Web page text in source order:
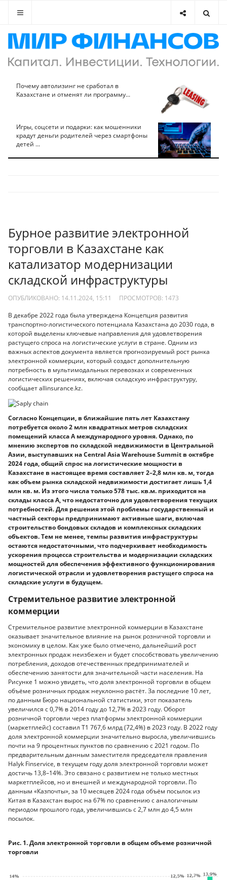
Почему автолизинг не сработал в
Казахстане и отменят ли программу...
Игры, соцсети и подарки: как мошенники
крадут деньги родителей через смартфоны
детей ...
Бурное развитие электронной
торговли в Казахстане как
катализатор модернизации
складской инфраструктуры
ОПУБЛИКОВАНО: 14.11.2024, 15:11 ПРОСМОТРОВ: 1473
В декабре 2022 года была утверждена Концепция развития
транспортно-логистического потенциала Казахстана до 2030 года, в
которой выделены ключевые направления для удовлетворения
растущего спроса на логистические услуги в стране. Одним из
важных аспектов документа является прогнозируемый рост рынка
электронной коммерции, который создаст дополнительную
потребность в мультимодальных перевозках и современных
логистических решениях, включая складскую инфраструктуру,
сообщает allinsurance.kz.
Согласно Концепции, в ближайшие пять лет Казахстану
потребуется около 2 млн квадратных метров складских
помещений класса A международного уровня. Однако, по
мнению экспертов по складской недвижимости в Центральной
Азии, выступавших на Central Asia Warehouse Summit в октябре
2024 года, общий спрос на логистические мощности в
Казахстане в настоящее время составляет 2–2,8 млн кв. м, тогда
как объем рынка складской недвижимости достигает лишь 1,4
млн кв. м. Из этого числа только 578 тыс. кв.м. приходится на
склады класса A, что недостаточно для удовлетворения текущих
потребностей. Для решения этой проблемы государственный и
частный секторы предпринимают активные шаги, включая
строительство бондовых складов и комплексных складских
объектов. Тем не менее, темпы развития инфраструктуры
остаются недостаточными, что подчеркивает необходимость
ускорения процесса строительства и модернизации складских
мощностей для обеспечения эффективного функционирования
логистической отрасли и удовлетворения растущего спроса на
складские услуги в будущем.
Стремительное развитие электронной
коммерции
Стремительное развитие электронной коммерции в Казахстане
оказывает значительное влияние на рынок розничной торговли и
экономику в целом. Как уже было отмечено, дальнейший рост
электронных продаж неизбежен и будет способствовать увеличению
потребления, доходов отечественных предпринимателей и
обеспечению занятости для значительной части населения. На
Рисунке 1 можно увидеть, что доля электронной торговли в общем
объёме розничных продаж неуклонно растёт. За последние 10 лет,
по данным Бюро национальной статистики, этот показатель
увеличился с 0,7% в 2014 году до 12,7% в 2023 году. Оборот
розничной торговли через платформы электронной коммерции
(маркетплейс) составил Т1 767,6 млрд (72,4%) в 2023 году. В 2022 году
доля электронной коммерции значительно выросла, увеличившись
почти на 9 процентных пунктов по сравнению с 2021 годом. По
предварительным данным заместителя председателя правления
Halyk Finservice, в текущем году доля электронной торговли может
достичь 13,8–14%. Это связано с развитием не только местных
маркетплейсов, но и внешней и международной торговли. По
данным «Казпочты», за 10 месяцев 2024 года объём посылок из
Китая в Казахстан вырос на 67% по сравнению с аналогичным
периодом прошлого года, увеличившись с 2,7 млн до 4,5 млн
посылок.
Рис. 1. Доля электронной торговли в общем объеме розничной
торговли